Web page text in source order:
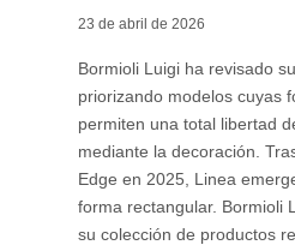
23 de abril de 2026
Bormioli Luigi ha revisado
priorizando modelos cuyas
permiten una total libertad
mediante la decoración.
Edge en 2025, Linea
forma rectangular. Bormioli
su colección de productos